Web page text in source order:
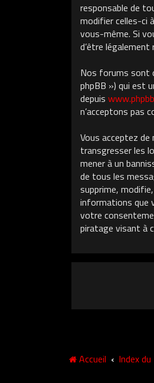
responsable de
modifier celles-ci
vous-même. Si
d’être
Nos forums sont
phpBB ») qui est
depuis
n’acceptons pas
Vous acceptez
transgresser les
mener à un
de tous les
supprime,
informations que
votre
piratage visant à
Accueil Index